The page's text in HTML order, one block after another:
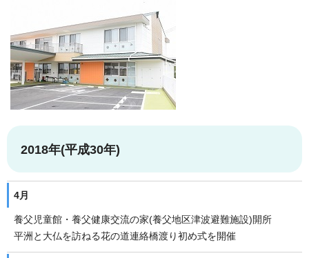
2018年(平成30年)
4月
養父児童館・養父健康交流の家(養父地区津波避難施設)開所
平洲と大仏を訪ねる花の道連絡橋渡り初め式を開催